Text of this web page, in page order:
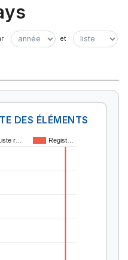
DES ÉLÉMENTS
r… Regist…